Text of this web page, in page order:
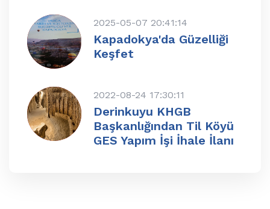
2025-05-07 20:41:14
Kapadokya'da Güzelliği
Keşfet
2022-08-24 17:30:11
Derinkuyu KHGB
Başkanlığından Til Köyü
GES Yapım İşi İhale İlanı